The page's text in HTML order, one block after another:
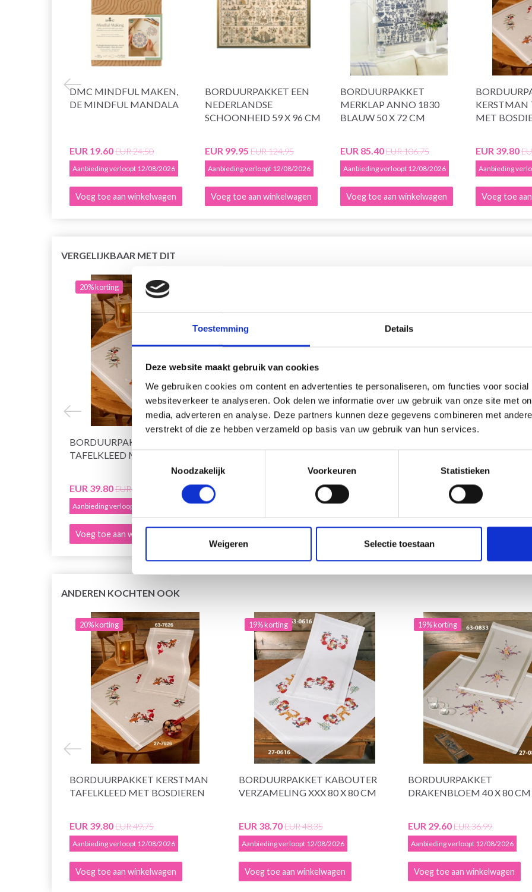
Toestemming Details
Deze website maakt gebruik van cookies
We gebruiken cookies om content en advertenties te personaliseren, om functies voor social
websiteverkeer te analyseren. Ook delen we informatie over uw gebruik van onze site met
media, adverteren en analyse. Deze partners kunnen deze gegevens combineren met
verstrekt of die ze hebben verzameld op basis van uw gebruik van hun services.
Toestemmingsselectie
Noodzakelijk
Voorkeuren Statistieken
Weigeren Selectie toestaan
DMC MINDFUL MAKEN,
DE MINDFUL MANDALA
EUR 19.60EUR 24.50
Aanbieding verloopt 12/08/2026
Voeg toe aan winkelwagen
BORDUURPAKKET EEN
NEDERLANDSE
SCHOONHEID 59 X 96 CM
EUR 99.95 EUR 124.95
Aanbieding verloopt 12/08/2026
Voeg toe aan winkelwagen
BORDUURPAKKET
MERKLAP ANNO 1830
BLAUW 50 X 72 CM
EUR 85.40EUR 106.75
Aanbieding verloopt 12/08/2026
Voeg toe aan winkelwagen
KERSTMAN
MET
EUR 39.80
Aanbieding
Voeg toe
VERGELIJKBAAR MET DIT
20% korting
BORDUURPAKKET KERSTMAN
TAFELKLEED MET BOSDIEREN
EUR 39.80EUR 49.75
Aanbieding verloopt 12/08/2026
Voeg toe aan winkelwagen
EUR 48.35
Aanbieding verloopt 12/08/2026
EUR 29.60EUR 36.99
Aanbieding verloopt 12/08/2026
ANDEREN KOCHTEN OOK
20% korting
BORDUURPAKKET KERSTMAN
TAFELKLEED MET BOSDIEREN
EUR 39.80EUR 49.75
Aanbieding verloopt 12/08/2026
Voeg toe aan winkelwagen
19% korting
BORDUURPAKKET KABOUTER
VERZAMELING XXX 80 X 80 CM
EUR 38.70EUR 48.35
Aanbieding verloopt 12/08/2026
Voeg toe aan winkelwagen
19% korting
BORDUURPAKKET
DRAKENBLOEM 40 X 80 CM
EUR 29.60EUR 36.99
Aanbieding verloopt 12/08/2026
Voeg toe aan winkelwagen